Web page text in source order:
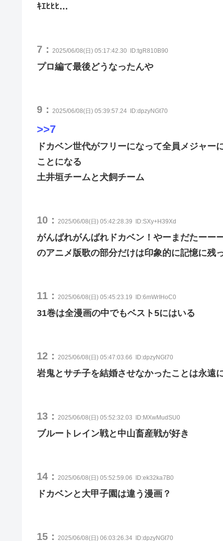
ｷｴﾋﾋﾋ…
7： 2025/06/08(日) 05:17:42.30 ID:tgR810B90
プロ編て最後どうなったんや
9： 2025/06/08(日) 05:39:57.24 ID:dpzyNGt70
>>7
ドカベン世代がフリーになって全員メジャ
ことになる
土井垣チームと犬飼チーム
10： 2025/06/08(日) 05:42:28.39 ID:SXy+H39Xd
がんばれがんばれドカベン！やーまだたーー
のアニメ版歌の部分だけは印象的に記憶に残
11： 2025/06/08(日) 05:45:23.19 ID:6mWrIHoC0
31巻は全漫画の中でもベスト5にはいる
12： 2025/06/08(日) 05:47:03.66 ID:dpzyNGt70
岩鬼とサチ子を結婚させなかったことは永遠
13： 2025/06/08(日) 05:52:32.03 ID:MXwMudSU0
ブルートレイン戦と中山畜産戦が好き
14： 2025/06/08(日) 05:52:59.06 ID:ek32ka7B0
ドカベンと大甲子園は違う漫画？
15： 2025/06/08(日) 06:03:26.34 ID:dpzyNGt70